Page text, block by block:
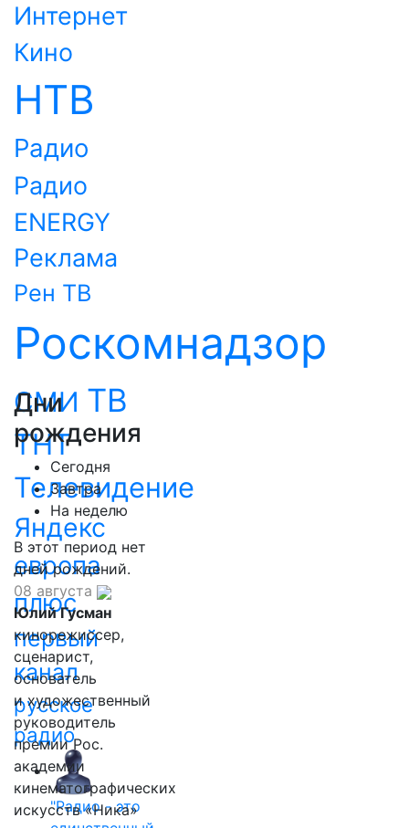
Интернет
Кино
НТВ
Радио
Радио
ENERGY
Реклама
Рен ТВ
Роскомнадзор
СМИ ТВ
ТНТ
Телевидение
Яндекс
европа
плюс
первый
канал
русское
радио
"Радио - это
Дни
рождения
Сегодня
Завтра
На неделю
В этот период нет
дней рождений.
08 августа
Юлий Гусман
кинорежиссер,
сценарист,
основатель
и художественный
руководитель
премии Рос.
академии
кинематографических
искусств «Ника»